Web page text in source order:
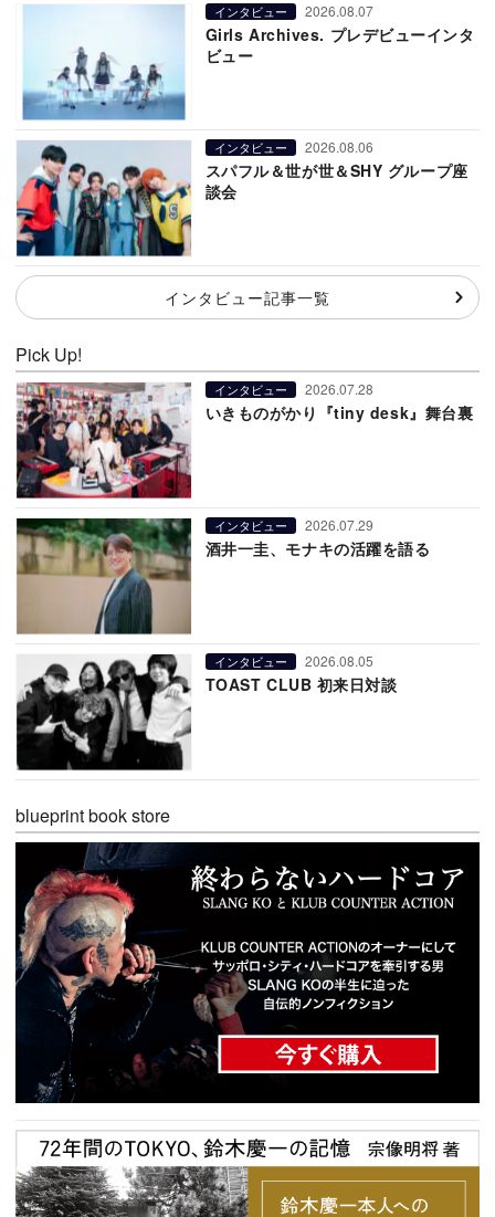
インタビュー 2026.08.07
Girls Archives. プレデビューインタ
ビュー
インタビュー 2026.08.06
スパフル＆世が世＆SHY グループ座
談会
インタビュー記事一覧
Pick Up!
インタビュー 2026.07.28
いきものがかり『tiny desk』舞台裏
インタビュー 2026.07.29
酒井一圭、モナキの活躍を語る
インタビュー 2026.08.05
TOAST CLUB 初来日対談
blueprint book store